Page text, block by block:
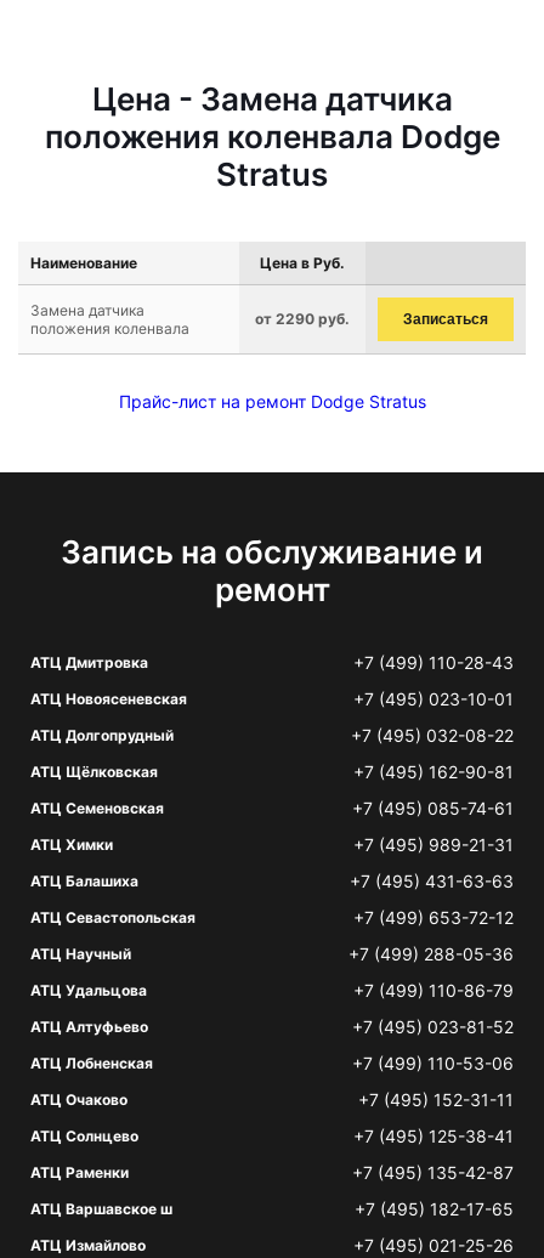
Цена - Замена датчика
положения коленвала Dodge
Stratus
Наименование Цена в Руб.
Замена датчика
положения коленвала
от 2290 руб. Записаться
Прайс-лист на ремонт Dodge Stratus
Запись на обслуживание и
ремонт
АТЦ Дмитровка +7 (499) 110-28-43
АТЦ Новоясеневская +7 (495) 023-10-01
АТЦ Долгопрудный +7 (495) 032-08-22
АТЦ Щёлковская +7 (495) 162-90-81
АТЦ Семеновская +7 (495) 085-74-61
АТЦ Химки +7 (495) 989-21-31
АТЦ Балашиха +7 (495) 431-63-63
АТЦ Севастопольская +7 (499) 653-72-12
АТЦ Научный +7 (499) 288-05-36
АТЦ Удальцова +7 (499) 110-86-79
АТЦ Алтуфьево +7 (495) 023-81-52
АТЦ Лобненская +7 (499) 110-53-06
АТЦ Очаково +7 (495) 152-31-11
АТЦ Солнцево +7 (495) 125-38-41
АТЦ Раменки +7 (495) 135-42-87
АТЦ Варшавское ш +7 (495) 182-17-65
АТЦ Измайлово +7 (495) 021-25-26